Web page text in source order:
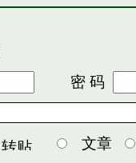
密 码
文章